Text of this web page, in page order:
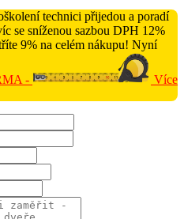
technici přijedou a poradí
se sníženou sazbou DPH 12%
9% na celém nákupu! Nyní
-
Více